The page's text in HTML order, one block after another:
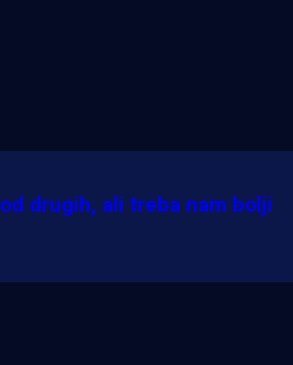
zadovoljan: Evo
u Juventus!
drugih, ali treba nam bolji